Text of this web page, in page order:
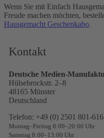
Wenn Sie mit Einfach
Freude machen möchten,
Hausgemacht Geschenkabo.
Kontakt
Deutsche Medien-
Hülsebrockstr. 2–8
48165 Münster
Deutschland
Telefon: +49 (0) 2501 801-
Montag–Freitag 8:00–20:00 Uhr
Samstag 8:00–13:00 Uhr